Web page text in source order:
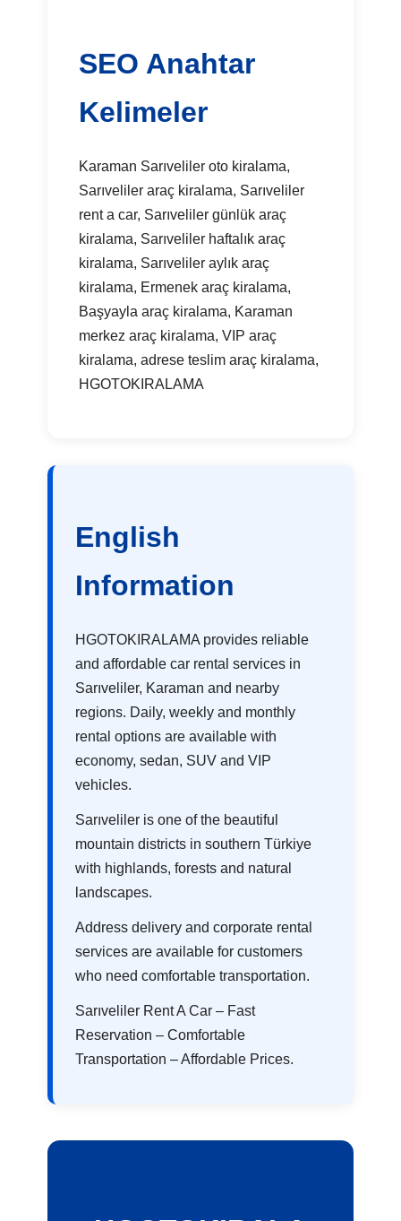
SEO Anahtar
Kelimeler
Karaman Sarıveliler oto kiralama,
Sarıveliler araç kiralama, Sarıveliler
rent a car, Sarıveliler günlük araç
kiralama, Sarıveliler haftalık araç
kiralama, Sarıveliler aylık araç
kiralama, Ermenek araç kiralama,
Başyayla araç kiralama, Karaman
merkez araç kiralama, VIP araç
kiralama, adrese teslim araç kiralama,
HGOTOKIRALAMA
English
Information
HGOTOKIRALAMA provides reliable
and affordable car rental services in
Sarıveliler, Karaman and nearby
regions. Daily, weekly and monthly
rental options are available with
economy, sedan, SUV and VIP
vehicles.
Sarıveliler is one of the beautiful
mountain districts in southern Türkiye
with highlands, forests and natural
landscapes.
Address delivery and corporate rental
services are available for customers
who need comfortable transportation.
Sarıveliler Rent A Car – Fast
Reservation – Comfortable
Transportation – Affordable Prices.